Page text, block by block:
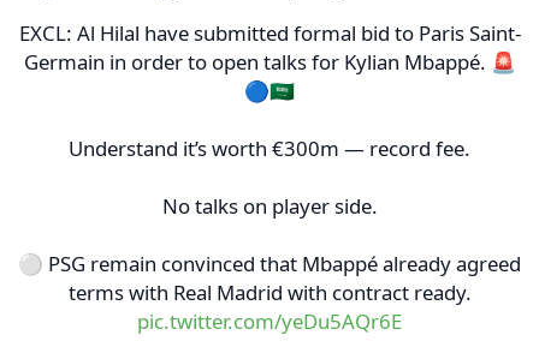
EXCL: Al Hilal have submitted formal bid to Paris Saint-
Germain in order to open talks for Kylian Mbappé. 🚨
🔵🇸🇦
Understand it’s worth €300m — record fee.
No talks on player side.
⚪️ PSG remain convinced that Mbappé already agreed
terms with Real Madrid with contract ready.
pic.twitter.com/yeDu5AQr6E